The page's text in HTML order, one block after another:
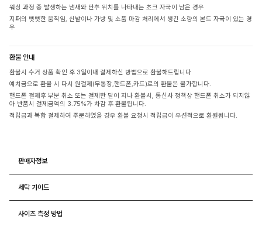
워싱 과정 중 발생하는 냄새와 단추 위치를 나타내는 초크 자국이 남은 경우
지퍼의 뻣뻣한 움직임, 신발이나 가방 및 소품 마감 처리에서 생긴 소량의 본드 자국이 있는 경
우
환불 안내
환불시 수거 상품 확인 후 3일이내 결제하신 방법으로 환불해드립니다
예치금으로 환불 시 다시 원결제(무통장,핸드폰,카드)로의 환불은 불가합니다.
핸드폰 결제후 부분 취소 또는 결제한 달이 지나 환불시, 통신사 정책상 핸드폰 취소가 되지않
아 반품시 결제금액의 3.75%가 차감 후 환불됩니다.
적립금과 복합 결제하여 주문하였을 경우 환불 요청시 적립금이 우선적으로 환원됩니다.
판매자정보
세탁 가이드
사이즈 측정 방법